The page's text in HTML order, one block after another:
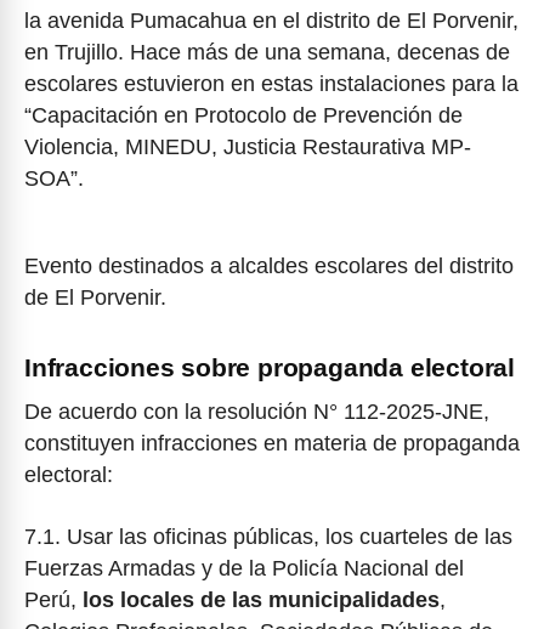
la avenida Pumacahua en el distrito de El Porvenir,
en Trujillo. Hace más de una semana, decenas de
escolares estuvieron en estas instalaciones para la
“Capacitación en Protocolo de Prevención de
Violencia, MINEDU, Justicia Restaurativa MP-
SOA”.
Evento destinados a alcaldes escolares del distrito
de El Porvenir.
Infracciones sobre propaganda electoral
De acuerdo con la resolución N° 112-2025-JNE,
constituyen infracciones en materia de propaganda
electoral:
7.1. Usar las oficinas públicas, los cuarteles de las
Fuerzas Armadas y de la Policía Nacional del
Perú, los locales de las municipalidades,